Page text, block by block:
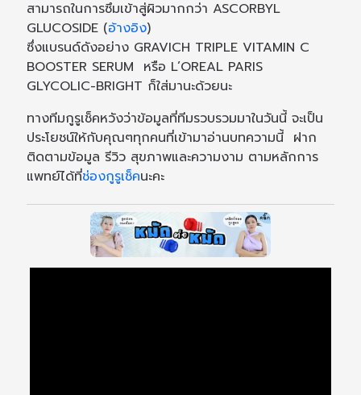
สามารถในการซึมเข้าสู่ผิวมากกว่า ASCORBYL
GLUCOSIDE (อ้างอิง)
ซึ่งแบรนด์ดังอย่าง GRAVICH TRIPLE VITAMIN C
BOOSTER SERUM หรือ L’OREAL PARIS
GLYCOLIC-BRIGHT ก็ใส่มานะด้วยนะ
ทางทีมกูรูเช็คหวังว่าข้อมูลที่ทีมรวบรวมมาในวันนี้ จะเป็น
ประโยชน์ให้กับคุณๆทุกคนที่เข้ามาอ่านบทความนี้ ฝาก
ติดตามข้อมูล รีวิว สุขภาพและความงาม ตามหลักการ
แพทย์ได้ที่ช่องกูรูเช็คนะคะ